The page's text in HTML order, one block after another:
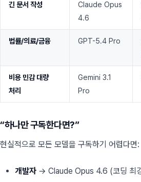
긴 문서 작성
Claude Opus
4.6
법률/의료/금융 GPT-5.4 Pro
비용 민감 대량
처리
Gemini 3.1
Pro
“하나만 구독한다면?”
현실적으로 모든 모델을 구독하기 어렵다면:
개발자→ Claude Opus 4.6 (코딩 최